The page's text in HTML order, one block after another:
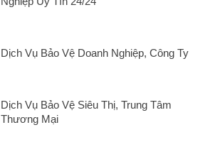
Dịch Vụ Bảo Vệ Doanh Nghiệp, Công Ty
Dịch Vụ Bảo Vệ Siêu Thị, Trung Tâm
Thương Mại